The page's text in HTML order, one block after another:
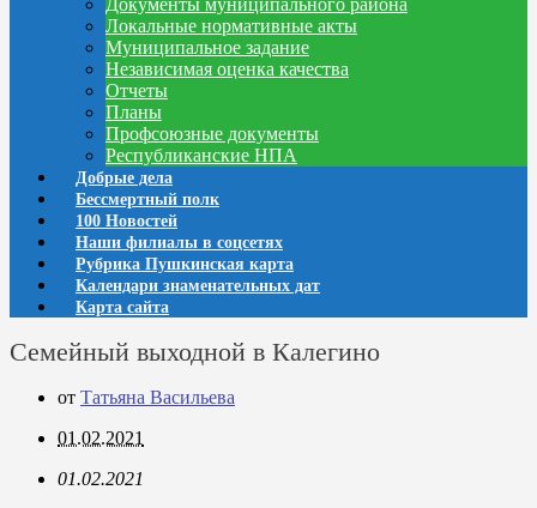
Документы муниципального района
Локальные нормативные акты
Муниципальное задание
Независимая оценка качества
Отчеты
Планы
Профсоюзные документы
Республиканские НПА
Добрые дела
Бессмертный полк
100 Новостей
Наши филиалы в соцсетях
Рубрика Пушкинская карта
Календари знаменательных дат
Карта сайта
Семейный выходной в Калегино
от Татьяна Васильева
01.02.2021
01.02.2021